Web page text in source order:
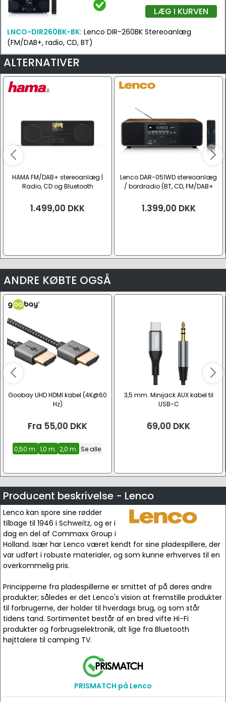
LÆG I KURVEN
LNCO-DIR260BK-BK: Lenco DIR-260BK Stereoanlæg
(FM/DAB+, radio, CD, BT)
ALTERNATIVER
HAMA FM/DAB+ stereoanlæg |
Radio, CD og Bluetooth
1.499,00 DKK
Lenco DAR-051WD stereoanlæg
/ bordradio (BT, CD, FM/DAB+
1.399,00 DKK
ANDRE KØBTE OGSÅ
Goobay UHD HDMI kabel (4K@60
Hz)
Fra 55,00 DKK
0,50 m. 1,0 m. 2,0 m. Se alle
3,5 mm. Minijack AUX kabel til
USB-C
69,00 DKK
Producent beskrivelse - Lenco
Lenco kan spore sine rødder
tilbage til 1946 i Schweitz, og er i
dag en del af Commaxx Group i
Holland. Især har Lenco været kendt for sine pladespillere, der
var udført i robuste materialer, og som kunne erhverves til en
overkommelig pris.
Principperne fra pladespillerne er smittet af på deres andre
produkter; således er det Lenco's vision at fremstille produkter
til forbrugerne, der holder til hverdags brug, og som står
tidens tand. Sortimentet består af en bred vifte Hi-Fi
produkter og forbrugselektronik, alt lige fra Bluetooth
højttalere til camping TV.
PRISMATCH på Lenco